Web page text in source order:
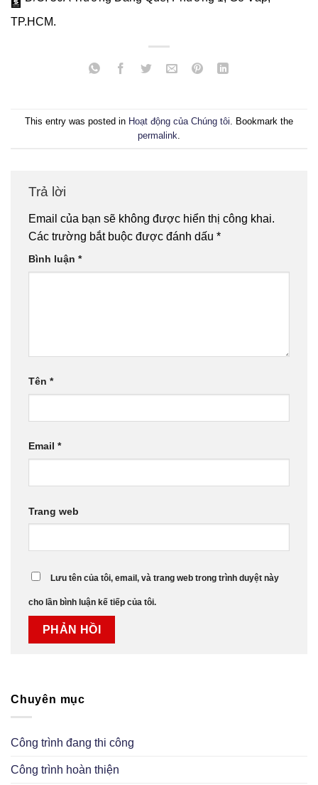
TP.HCM.
This entry was posted in Hoạt động của Chúng tôi . Bookmark the
permalink
Trả lời
Email của bạn sẽ không được hiển thị công khai.
Các trường bắt buộc được đánh dấu *
Bình luận *
Tên *
Email *
Trang web
Lưu tên của tôi, email, và trang web trong trình duyệt này
cho lần bình luận kế tiếp của tôi.
Chuyên mục
Công trình đang thi công
Công trình hoàn thiện